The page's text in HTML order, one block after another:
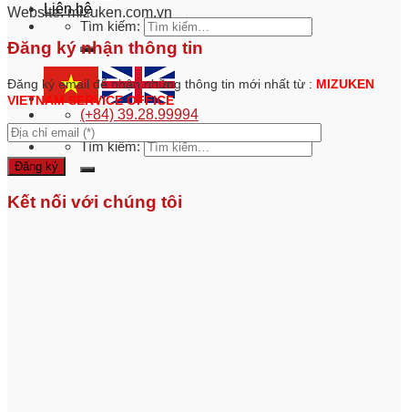
Liên hệ
Tìm kiếm:
(+84) 39.28.99994
Tìm kiếm:
Website: mizuken.com.vn
Đăng ký nhận thông tin
Đăng ký email để nhận những thông tin mới nhất từ : MIZUKEN
VIETNAM SERVICE OFFICE
Kết nối với chúng tôi